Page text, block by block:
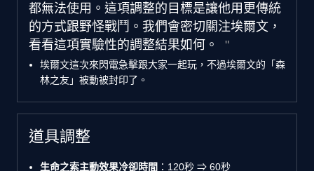
都無法使用。這項調整的目標是讓他用更傳統
的方式跟野怪戰鬥。我們會密切關注埃爾文，
看看這項實驗性的調整結果如何。
埃爾文這次來閃電急擊跟大家一起玩，不過埃爾文的「森
林之友」被動被封印了。
道具調整
生命之索主動效果冷卻時間 ：120秒 ⇒ 60秒